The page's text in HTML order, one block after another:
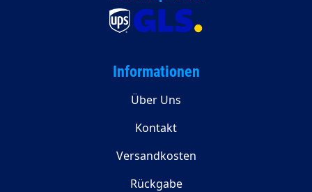
Informationen
Über Uns
Kontakt
Versandkosten
Rückgabe